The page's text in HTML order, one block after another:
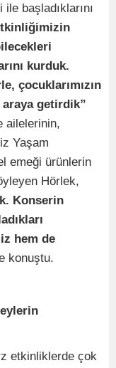
başladıklarını
kurduk.
çocuklarımızın
getirdik”
ailelerinin,
Yaşam
emeği ürünlerin
Hörlek,
Konserin
hem de
konuştu.
etkinliklerde çok